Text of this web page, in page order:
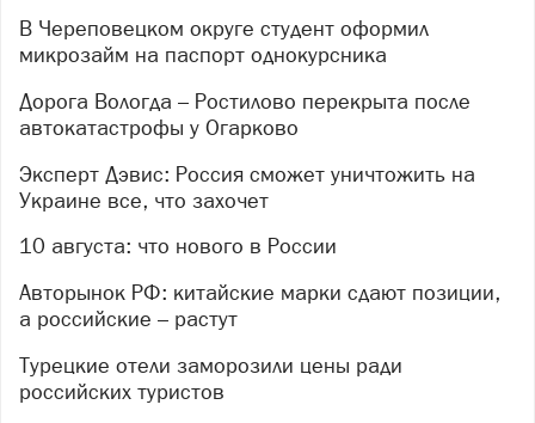
В Череповецком округе студент оформил
микрозайм на паспорт однокурсника
Дорога Вологда – Ростилово перекрыта после
автокатастрофы у Огарково
Эксперт Дэвис: Россия сможет уничтожить на
Украине все, что захочет
10 августа: что нового в России
Авторынок РФ: китайские марки сдают позиции,
а российские – растут
Турецкие отели заморозили цены ради
российских туристов